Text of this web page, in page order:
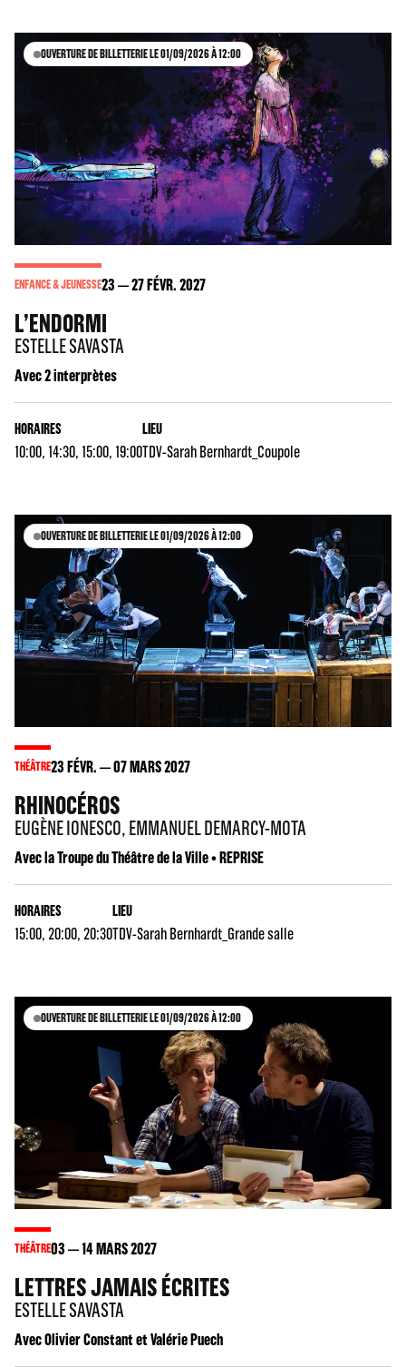
OUVERTURE DE BILLETTERIE LE 01/09/2026 À 12:00
ENFANCE & JEUNESSE23 27FÉVR. 2027
L’ENDORMI
ESTELLE SAVASTA
Avec 2 interprètes
HORAIRES
10:00, 14:30, 15:00, 19:00
LIEU
TDV-Sarah Bernhardt_Coupole
OUVERTURE DE BILLETTERIE LE 01/09/2026 À 12:00
THÉÂTRE23FÉVR. 07MARS 2027
RHINOCÉROS
EUGÈNE IONESCO, EMMANUEL DEMARCY-MOTA
Avec la Troupe du Théâtre de la Ville • REPRISE
HORAIRES
15:00, 20:00, 20:30
LIEU
TDV-Sarah Bernhardt_Grande salle
OUVERTURE DE BILLETTERIE LE 01/09/2026 À 12:00
THÉÂTRE03 14MARS 2027
LETTRES JAMAIS ÉCRITES
ESTELLE SAVASTA
Avec Olivier Constant et Valérie Puech